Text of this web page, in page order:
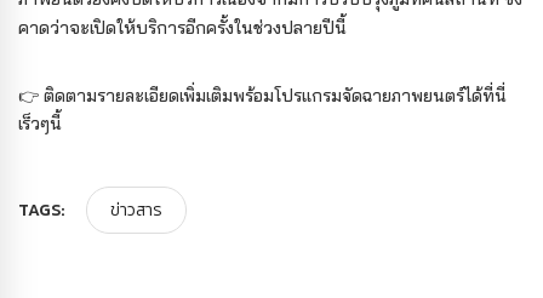
คาดว่าจะเปิดให้บริการอีกครั้งในช่วงปลายปีนี้
👉 ติดตามรายละเอียดเพิ่มเติมพร้อมโปรแกรมจัดฉายภาพยนตร์ได้ที่นี่
เร็วๆนี้
TAGS: ข่าวสาร